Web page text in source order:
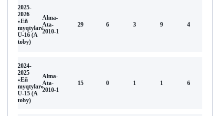
2025-
2026
«Eñ
myqtylar»
U-16 (А
toby)
Alma-
Аta-
2010-1
29 6 3 9 4
2024-
2025
«Eñ
myqtylar»
U-15 (A
toby)
Alma-
Аta-
2010-1
15 0 1 1 6